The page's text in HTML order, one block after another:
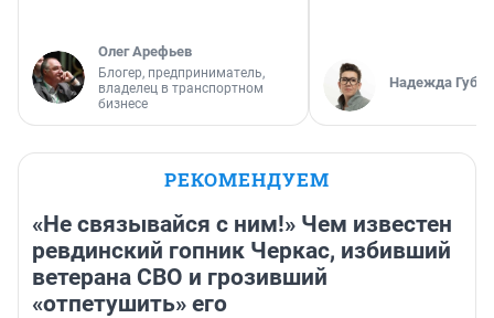
Олег Арефьев
Блогер, предприниматель,
владелец в транспортном
бизнесе
Надежда
РЕКОМЕНДУЕМ
«Не связывайся с ним!» Чем известен
ревдинский гопник Черкас, избивший
ветерана СВО и грозивший
«отпетушить» его